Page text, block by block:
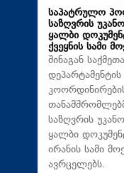
საპატრულო
საზღვრის
ყალბი
ქვეყნის სამი
შინაგან
საზღვრის
ყალბი
ირანის სამი
ავრცელებს.